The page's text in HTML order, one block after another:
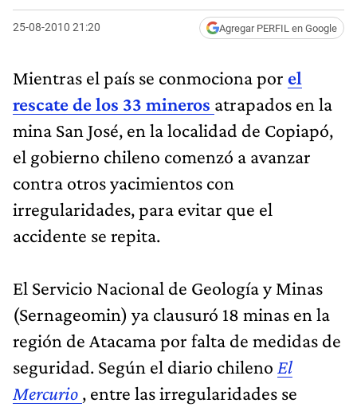
25-08-2010 21:20 Agregar PERFIL en Google
Mientras el país se conmociona por el
rescate de los 33 mineros atrapados en la
mina San José, en la localidad de Copiapó,
el gobierno chileno comenzó a avanzar
contra otros yacimientos con
irregularidades, para evitar que el
accidente se repita.
El Servicio Nacional de Geología y Minas
(Sernageomin) ya clausuró 18 minas en la
región de Atacama por falta de medidas de
seguridad. Según el diario chileno El
Mercurio , entre las irregularidades se